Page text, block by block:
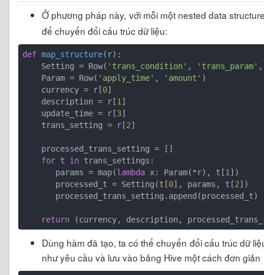
Ở phương pháp này, với mỗi một nested data
để chuyển đổi cấu trúc dữ liệu:
def map_structure(r) :
    Setting = Row(
'trans_condition' , 'trans_param'
    Param = Row(
'apply_time' , 'amount' )
    currency = r[
0]
    description = r[
1 ]
    update_time = r[
3]
    trans_setting = r[
2]
for t in trans_settings:
       params = map(
lambda x: Param(*r), t[1 ])
       processed_t = Setting(t[
0], params, t[2])
return
Dùng hàm đã tạo, ta có thể chuyển đổi cấu trúc dữ
như yêu cầu và lưu vào bảng Hive một cách đơn giản